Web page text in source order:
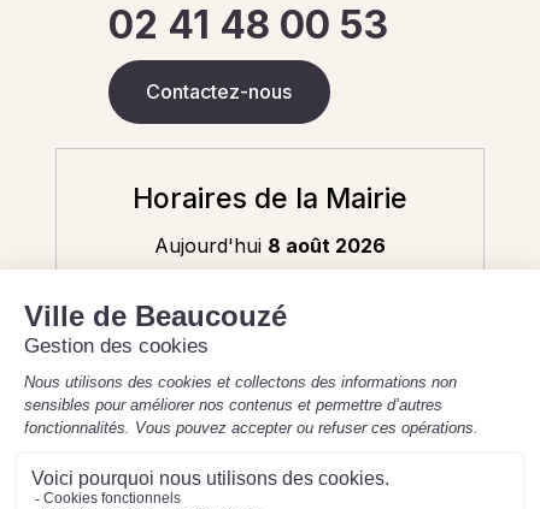
02 41 48 00 53
Contactez-nous
Horaires de la Mairie
Aujourd'hui 8 août 2026